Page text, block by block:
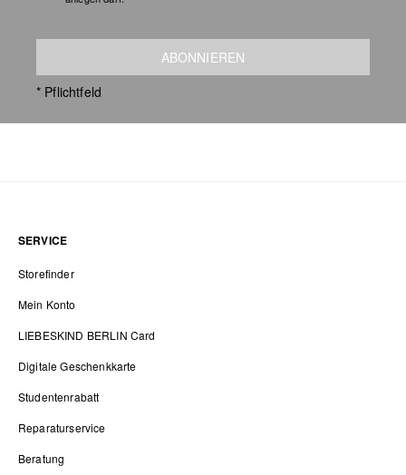
ABONNIEREN
* Pflichtfeld
SERVICE
Storefinder
Mein Konto
LIEBESKIND BERLIN Card
Digitale Geschenkkarte
Studentenrabatt
Reparaturservice
Beratung